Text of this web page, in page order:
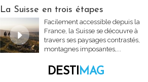
La Suisse en trois étapes
Facilement accessible depuis la
France, la Suisse se découvre à
travers ses paysages contrastés,
montagnes imposantes,...
DESTIMAG